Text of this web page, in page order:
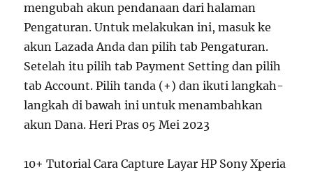
mengubah akun pendanaan dari halaman
Pengaturan. Untuk melakukan ini, masuk ke
akun Lazada Anda dan pilih tab Pengaturan.
Setelah itu pilih tab Payment Setting dan pilih
tab Account. Pilih tanda (+) dan ikuti langkah-
langkah di bawah ini untuk menambahkan
akun Dana. Heri Pras 05 Mei 2023
10+ Tutorial Cara Capture Layar HP Sony Xperia